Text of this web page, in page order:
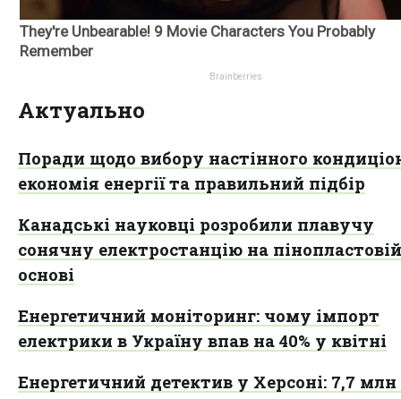
Актуально
Поради щодо вибору настінного
економія енергії та правильний підбір
Канадські науковці розробили плавучу
сонячну електростанцію на пінопластовій
основі
Енергетичний моніторинг: чому імпорт
електрики в Україну впав на 40% у квітні
Енергетичний детектив у Херсоні: 7,7 млн